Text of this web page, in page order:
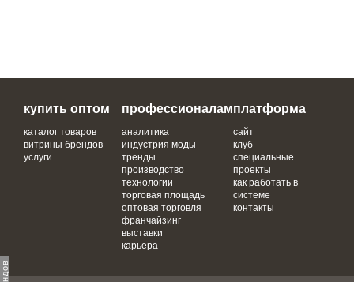
купить оптом
каталог товаров
витрины брендов
услуги
профессионалам
аналитика
индустрия моды
тренды
производство
технологии
торговая площадь
оптовая торговля
франчайзинг
выставки
карьера
платформа
сайт
клуб
специальные
проекты
как работать в
системе
контакты